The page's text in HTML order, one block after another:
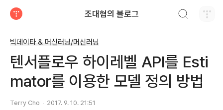
조대협의 블로그
빅데이타 & 머신러닝/머신러닝
텐서플로우 하이레벨 API를 Esti
mator를 이용한 모델 정의 방법
Terry Cho 2017. 9. 10. 21:51